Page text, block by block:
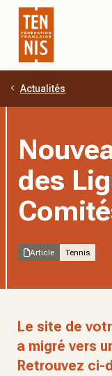
Aller au contenu
Actualités
des
Article Tennis
Le site de
a migré vers
Retrouvez ci-